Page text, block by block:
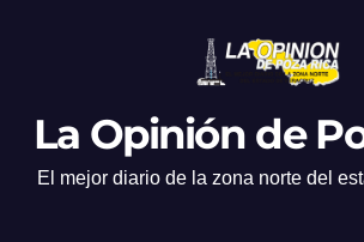
La Opinión de
El mejor diario de la zona norte del